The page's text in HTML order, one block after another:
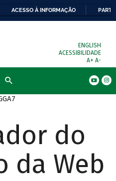
ACESSO À INFORMAÇÃO
ENGLISH
ACESSIBILIDADE
A+ A-
do
da Web